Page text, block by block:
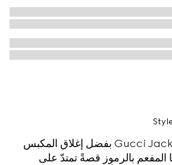
تروي حقيبة Gucci Jackie 1961 بفضل إغلاق المكبس
المفعم بالرموز قصةً تمتدّ على